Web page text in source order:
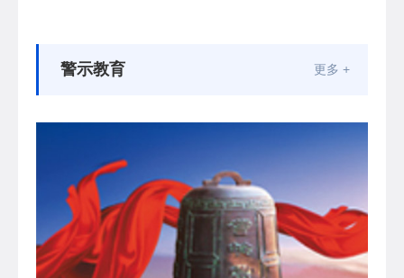
警示教育 更多 +